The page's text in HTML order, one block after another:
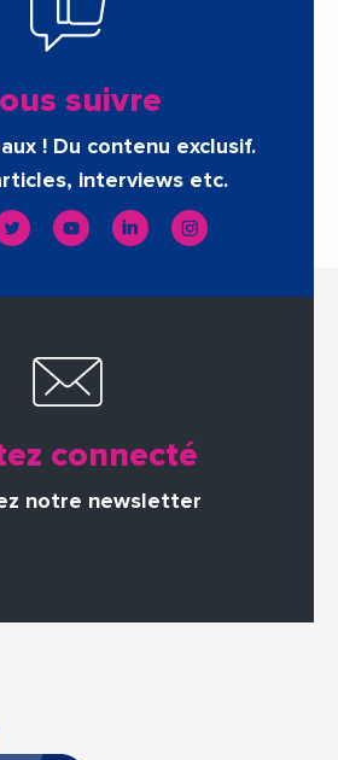
suivre
! Du contenu exclusif.
interviews etc.
connecté
notre newsletter